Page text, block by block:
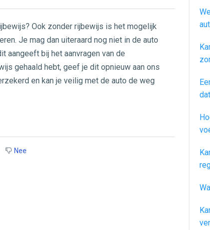
Ook zonder rijbewijs is het mogelijk
Je mag dan uiteraard nog niet in de auto
aangeeft bij het aanvragen van de
gehaald hebt, geef je dit opnieuw aan ons
en kan je veilig met de auto de weg
Nee